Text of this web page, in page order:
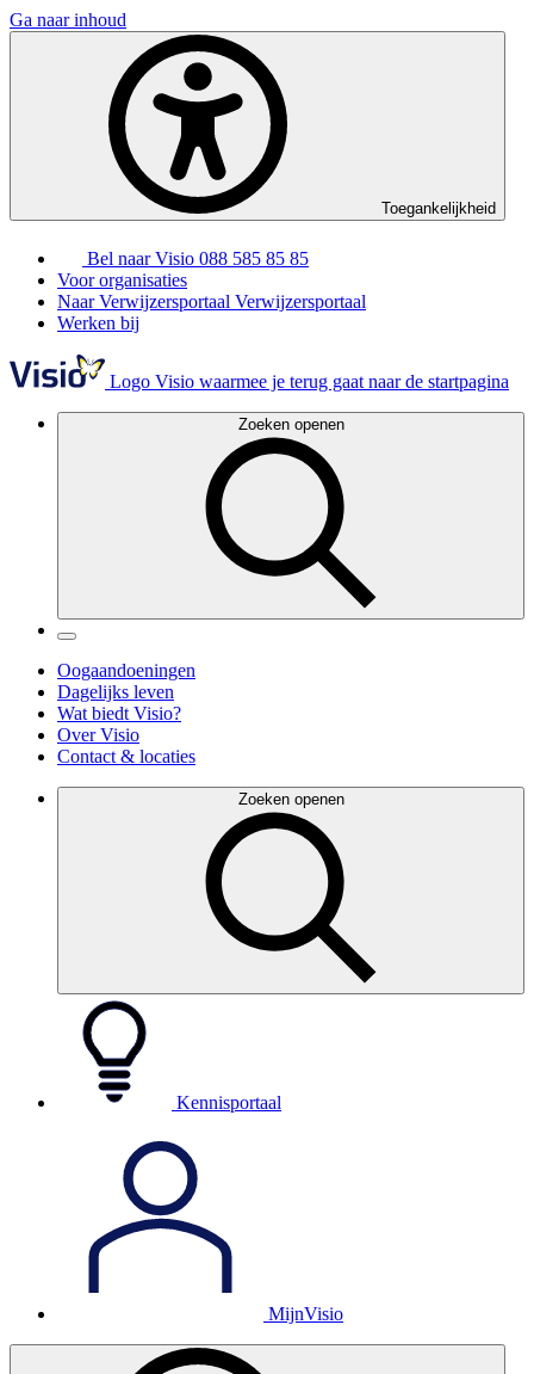
Ga naar inhoud
Toegankelijkheid
Bel naar Visio 088 585 85 85
Voor organisaties
Naar Verwijzersportaal Verwijzersportaal
Werken bij
Logo Visio waarmee je terug gaat naar de startpagina
Zoeken openen
Oogaandoeningen
Dagelijks leven
Wat biedt Visio?
Over Visio
Contact & locaties
Zoeken openen
Kennisportaal
MijnVisio